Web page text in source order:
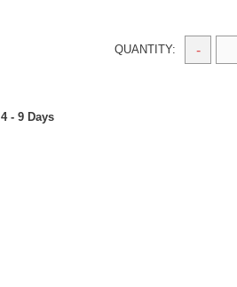
QUANTITY: -
4 - 9 Days